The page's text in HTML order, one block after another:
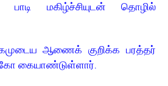
மகிழ்ச்சியுடன் தொழில்
ஆணைக் குறிக்க பரத்தர்
கையாண்டுள்ளார்.